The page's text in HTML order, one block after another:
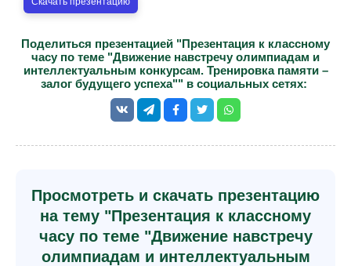
Поделиться презентацией "Презентация к классному
часу по теме "Движение навстречу олимпиадам и
интеллектуальным конкурсам. Тренировка памяти –
залог будущего успеха"" в социальных сетях:
Просмотреть и скачать презентацию
на тему "Презентация к классному
часу по теме "Движение навстречу
олимпиадам и интеллектуальным